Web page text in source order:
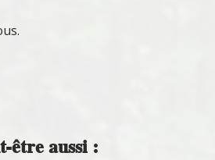
être aussi :